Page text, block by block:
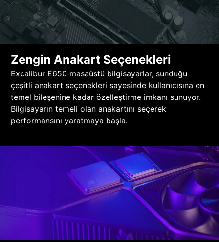
Zengin Anakart Seçenekleri
Excalibur E650 masaüstü bilgisayarlar, sunduğu
çeşitli anakart seçenekleri sayesinde kullanıcısına en
temel bileşenine kadar özelleştirme imkanı sunuyor.
Bilgisayarın temeli olan anakartını seçerek
performansını yaratmaya başla.